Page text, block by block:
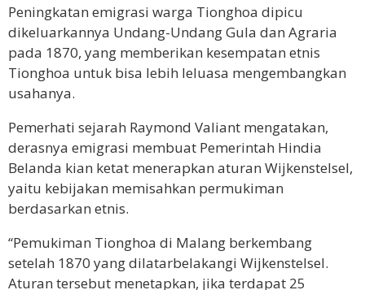
Peningkatan emigrasi warga Tionghoa dipicu
dikeluarkannya Undang-Undang Gula dan Agraria
pada 1870, yang memberikan kesempatan etnis
Tionghoa untuk bisa lebih leluasa mengembangkan
usahanya.
Pemerhati sejarah Raymond Valiant mengatakan,
derasnya emigrasi membuat Pemerintah Hindia
Belanda kian ketat menerapkan aturan Wijkenstelsel,
yaitu kebijakan memisahkan permukiman
berdasarkan etnis.
“Pemukiman Tionghoa di Malang berkembang
setelah 1870 yang dilatarbelakangi Wijkenstelsel.
Aturan tersebut menetapkan, jika terdapat 25